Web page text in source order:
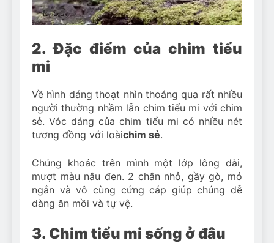
2. Đặc điểm của chim tiểu
mi
Về hình dáng thoạt nhìn thoáng qua rất nhiều
người thường nhầm lẫn chim tiểu mi với chim
sẻ. Vóc dáng của chim tiểu mi có nhiều nét
tương đồng với loàichim sẻ.
Chúng khoác trên mình một lớp lông dài,
mượt màu nâu đen. 2 chân nhỏ, gầy gò, mỏ
ngắn và vô cùng cứng cáp giúp chúng dễ
dàng ăn mồi và tự vệ.
3. Chim tiểu mi sống ở đâu